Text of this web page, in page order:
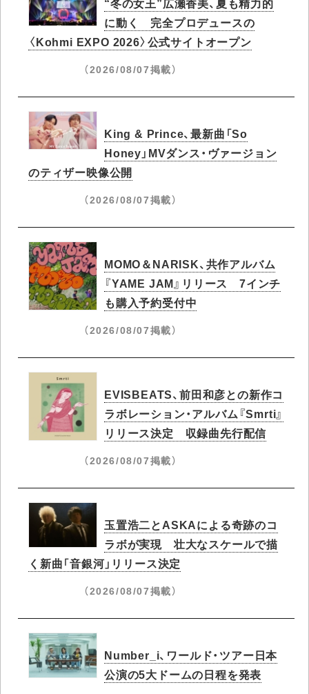
に動く 完全プロデュースの
〈Kohmi EXPO 2026〉公式サイトオープン
（2026/08/07掲載）
King & Prince、最新曲「So
Honey」MVダンス・ヴァージョン
のティザー映像公開
（2026/08/07掲載）
MOMO＆NARISK、共作アルバム
『YAME JAM』リリース 7インチ
も購入予約受付中
（2026/08/07掲載）
EVISBEATS、前田和彦との新作コ
ラボレーション・アルバム『Smrti』
リリース決定 収録曲先行配信
（2026/08/07掲載）
玉置浩二とASKAによる奇跡のコ
ラボが実現 壮大なスケールで描
く新曲「音銀河」リリース決定
（2026/08/07掲載）
Number_i、ワールド・ツアー日本
公演の5大ドームの日程を発表